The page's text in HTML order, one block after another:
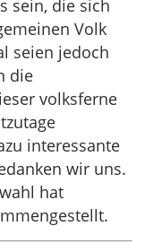
sein, die sich
Volk
seien jedoch
die
volksferne
interessante
wir uns.
hat